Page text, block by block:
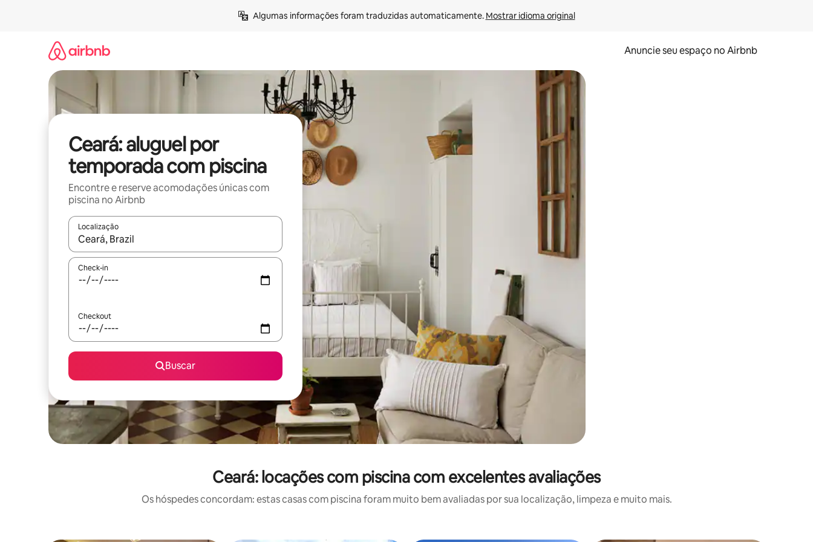
Algumas informações foram traduzidas automaticamente. Mostrar idioma original
Anuncie seu espaço no Airbnb
Ceará: aluguel por
temporada com piscina
Encontre e reserve acomodações únicas com
piscina no Airbnb
Localização
Quando os resultados estiverem disponíveis, explore-os usando as seta para cima e para baixo do teclado ou tocando e deslizando o dedo na tela.
Check-in
Checkout
Buscar
Ceará: locações com piscina com excelentes avaliações
Os hóspedes concordam: estas casas com piscina foram muito bem avaliadas por sua localização, limpeza e muito mais.